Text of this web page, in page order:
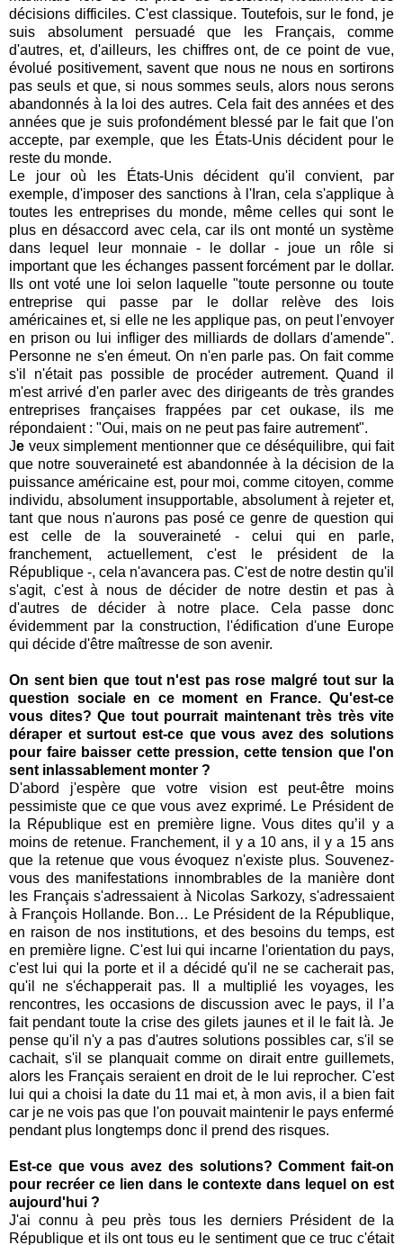
décisions difficiles. C'est classique. Toutefois, sur le fond, je
suis absolument persuadé que les Français, comme
d'autres, et, d'ailleurs, les chiffres ont, de ce point de vue,
évolué positivement, savent que nous ne nous en sortirons
pas seuls et que, si nous sommes seuls, alors nous serons
abandonnés à la loi des autres. Cela fait des années et des
années que je suis profondément blessé par le fait que l'on
accepte, par exemple, que les États-Unis décident pour le
reste du monde.
Le jour où les États-Unis décident qu'il convient, par
exemple, d'imposer des sanctions à l'Iran, cela s'applique à
toutes les entreprises du monde, même celles qui sont le
plus en désaccord avec cela, car ils ont monté un système
dans lequel leur monnaie - le dollar - joue un rôle si
important que les échanges passent forcément par le dollar.
Ils ont voté une loi selon laquelle "toute personne ou toute
entreprise qui passe par le dollar relève des lois
américaines et, si elle ne les applique pas, on peut l'envoyer
en prison ou lui infliger des milliards de dollars d'amende".
Personne ne s'en émeut. On n'en parle pas. On fait comme
s'il n'était pas possible de procéder autrement. Quand il
m'est arrivé d'en parler avec des dirigeants de très grandes
entreprises françaises frappées par cet oukase, ils me
répondaient : "Oui, mais on ne peut pas faire autrement".
Je veux simplement mentionner que ce déséquilibre, qui fait
que notre souveraineté est abandonnée à la décision de la
puissance américaine est, pour moi, comme citoyen, comme
individu, absolument insupportable, absolument à rejeter et,
tant que nous n'aurons pas posé ce genre de question qui
est celle de la souveraineté - celui qui en parle,
franchement, actuellement, c'est le président de la
République -, cela n'avancera pas. C'est de notre destin qu'il
s'agit, c'est à nous de décider de notre destin et pas à
d'autres de décider à notre place. Cela passe donc
évidemment par la construction, l'édification d'une Europe
qui décide d'être maîtresse de son avenir.
On sent bien que tout n'est pas rose malgré tout sur la
question sociale en ce moment en France. Qu'est-ce
vous dites? Que tout pourrait maintenant très très vite
déraper et surtout est-ce que vous avez des solutions
pour faire baisser cette pression, cette tension que l'on
sent inlassablement monter ?
D'abord j'espère que votre vision est peut-être moins
pessimiste que ce que vous avez exprimé. Le Président de
la République est en première ligne. Vous dites qu’il y a
moins de retenue. Franchement, il y a 10 ans, il y a 15 ans
que la retenue que vous évoquez n'existe plus. Souvenez-
vous des manifestations innombrables de la manière dont
les Français s'adressaient à Nicolas Sarkozy, s'adressaient
à François Hollande. Bon… Le Président de la République,
en raison de nos institutions, et des besoins du temps, est
en première ligne. C'est lui qui incarne l'orientation du pays,
c'est lui qui la porte et il a décidé qu'il ne se cacherait pas,
qu'il ne s'échapperait pas. Il a multiplié les voyages, les
rencontres, les occasions de discussion avec le pays, il l’a
fait pendant toute la crise des gilets jaunes et il le fait là. Je
pense qu'il n'y a pas d'autres solutions possibles car, s'il se
cachait, s'il se planquait comme on dirait entre guillemets,
alors les Français seraient en droit de le lui reprocher. C'est
lui qui a choisi la date du 11 mai et, à mon avis, il a bien fait
car je ne vois pas que l'on pouvait maintenir le pays enfermé
pendant plus longtemps donc il prend des risques.
Est-ce que vous avez des solutions? Comment fait-on
pour recréer ce lien dans le contexte dans lequel on est
aujourd'hui ?
J'ai connu à peu près tous les derniers Président de la
République et ils ont tous eu le sentiment que ce truc c'était